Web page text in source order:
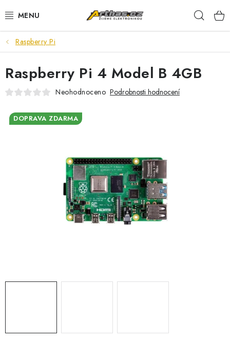
na
TELEFONY, TABLETY
POČÍTAČE, NOTEBOOKY
PRO HRÁČE
ELEKTRONIKA
Raspberry Pi
Raspberry Pi 4 Model B 4GB
Neohodnoceno Podrobnosti hodnocení
DOPRAVA ZDARMA